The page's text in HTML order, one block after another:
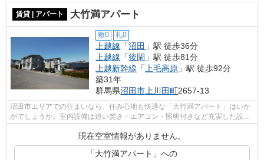
賃貸 | アパート 大竹満アパート
敷0 礼0
上越線 「沼田 」駅 徒歩36分
上越線 「後閑 」駅 徒歩81分
上越新幹線 「 上毛高原 」駅 徒歩92分
築31年
群馬県沼田市 上川田町2657-13
沼田市エリアでの住まいなら、住み心地も快適な「大竹満アパート」はいか
がでしょうか。室内設備は追い焚き・エアコン・照明付きなど充実した設備
現在空室情報がありません。
「大竹満アパート」への